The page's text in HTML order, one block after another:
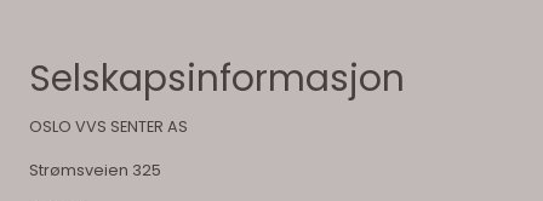
Selskapsinformasjon
OSLO VVS SENTER AS
Strømsveien 325